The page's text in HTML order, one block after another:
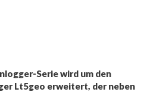
Serie wird um den
Lt5geo erweitert, der neben